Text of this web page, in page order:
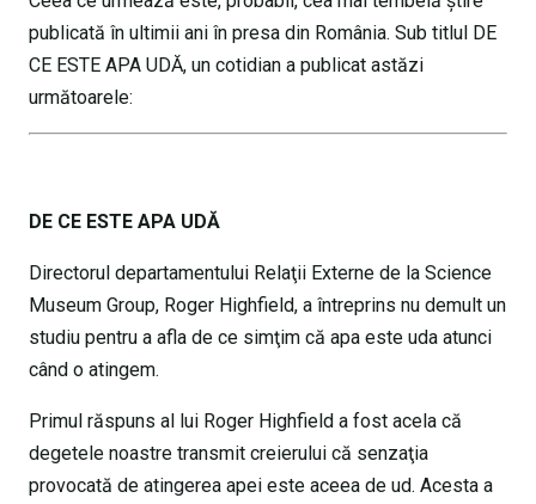
publicată în ultimii ani în presa din România. Sub titlul DE
CE ESTE APA UDĂ, un cotidian a publicat astăzi
următoarele:
DE CE ESTE APA UDĂ
Directorul departamentului Relaţii Externe de la Science
Museum Group, Roger Highfield, a întreprins nu demult un
studiu pentru a afla de ce simţim că apa este uda atunci
când o atingem.
Primul răspuns al lui Roger Highfield a fost acela că
degetele noastre transmit creierului că senzaţia
provocată de atingerea apei este aceea de ud. Acesta a